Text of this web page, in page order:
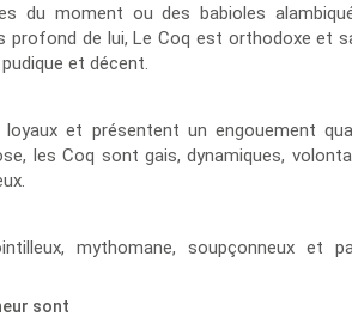
du moment ou des babioles
profond de lui, Le Coq est orthodoxe et
et décent.
et présentent un engouement
les Coq sont gais, dynamiques,
mythomane, soupçonneux et
sont